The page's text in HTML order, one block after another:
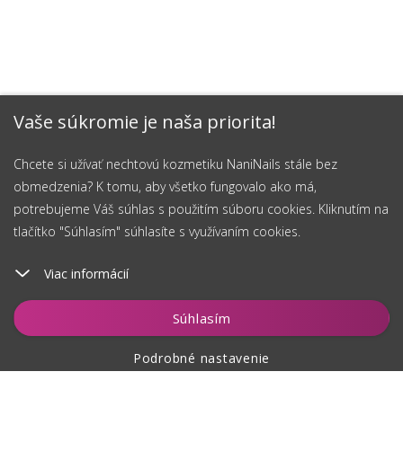
Vaše súkromie je naša priorita!
Chcete si užívať nechtovú kozmetiku NaniNails stále bez
obmedzenia? K tomu, aby všetko fungovalo ako má,
potrebujeme Váš súhlas s použitím súboru cookies. Kliknutím na
tlačítko "Súhlasím" súhlasíte s využívaním cookies.
Viac informácií
Súhlasím
Podrobné nastavenie
Vložiť do košíka